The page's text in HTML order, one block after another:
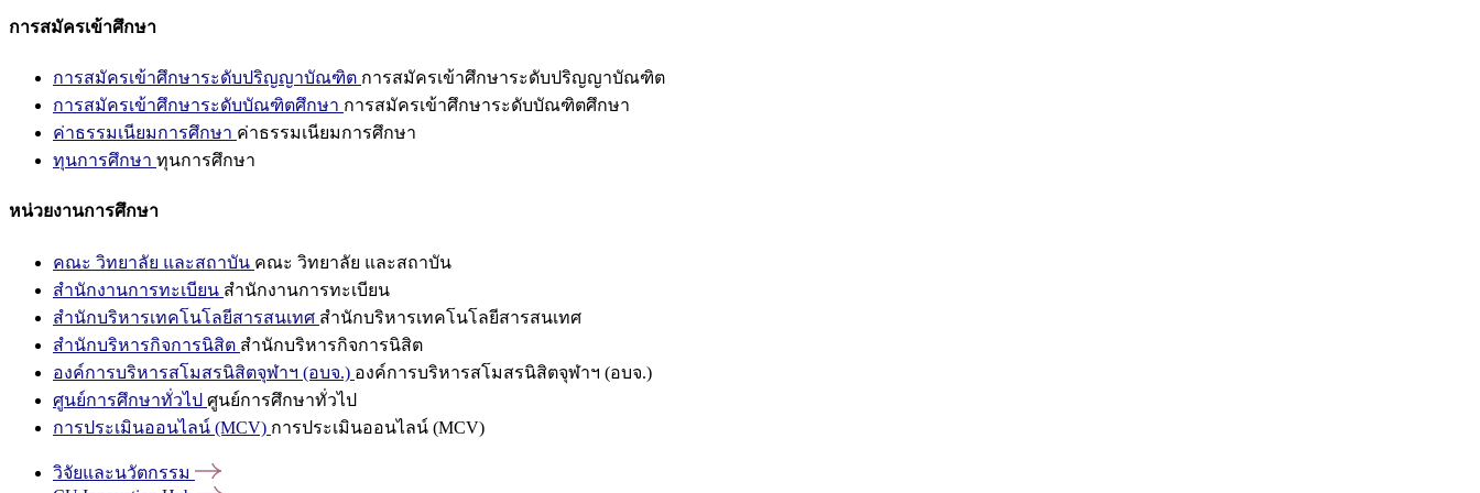
การสมัครเข้าศึกษา
การสมัครเข้าศึกษาระดับปริญญาบัณฑิต การสมัครเข้าศึกษาระดับปริญญาบัณฑิต
การสมัครเข้าศึกษาระดับบัณฑิตศึกษา การสมัครเข้าศึกษาระดับบัณฑิตศึกษา
ค่าธรรมเนียมการศึกษา ค่าธรรมเนียมการศึกษา
ทุนการศึกษา ทุนการศึกษา
หน่วยงานการศึกษา
คณะ วิทยาลัย และสถาบัน คณะ วิทยาลัย และสถาบัน
สำนักงานการทะเบียน สำนักงานการทะเบียน
สำนักบริหารเทคโนโลยีสารสนเทศ สำนักบริหารเทคโนโลยีสารสนเทศ
สำนักบริหารกิจการนิสิต สำนักบริหารกิจการนิสิต
องค์การบริหารสโมสรนิสิตจุฬาฯ (อบจ.) องค์การบริหารสโมสรนิสิตจุฬาฯ (อบจ.)
ศูนย์การศึกษาทั่วไป ศูนย์การศึกษาทั่วไป
การประเมินออนไลน์ (MCV) การประเมินออนไลน์ (MCV)
วิจัยและนวัตกรรม